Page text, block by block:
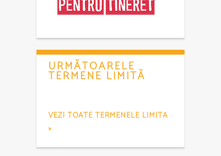
URMĂTOARELE
TERMENE LIMITĂ
VEZI TOATE TERMENELE LIMITA
»